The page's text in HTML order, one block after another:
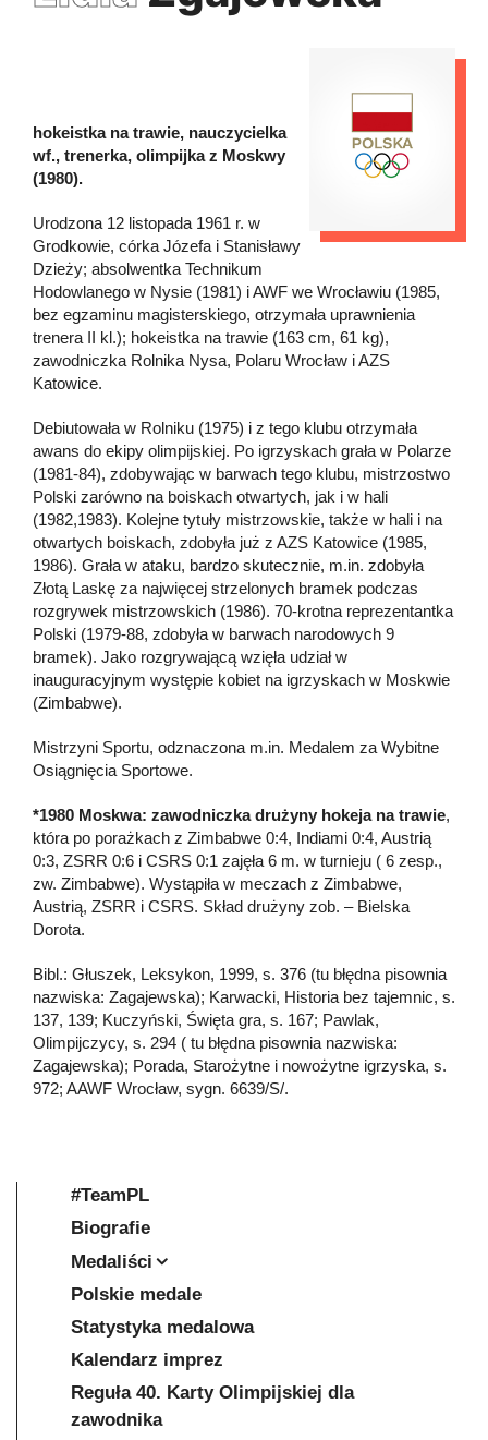
hokeistka na trawie, nauczycielka
wf., trenerka, olimpijka z Moskwy
(1980).
Urodzona 12 listopada 1961 r. w
Grodkowie, córka Józefa i Stanisławy
Dzieży; absolwentka Technikum
Hodowlanego w Nysie (1981) i AWF we Wrocławiu (1985,
bez egzaminu magisterskiego, otrzymała uprawnienia
trenera II kl.); hokeistka na trawie (163 cm, 61 kg),
zawodniczka Rolnika Nysa, Polaru Wrocław i AZS
Katowice.
Debiutowała w Rolniku (1975) i z tego klubu otrzymała
awans do ekipy olimpijskiej. Po igrzyskach grała w Polarze
(1981-84), zdobywając w barwach tego klubu, mistrzostwo
Polski zarówno na boiskach otwartych, jak i w hali
(1982,1983). Kolejne tytuły mistrzowskie, także w hali i na
otwartych boiskach, zdobyła już z AZS Katowice (1985,
1986). Grała w ataku, bardzo skutecznie, m.in. zdobyła
Złotą Laskę za najwięcej strzelonych bramek podczas
rozgrywek mistrzowskich (1986). 70-krotna reprezentantka
Polski (1979-88, zdobyła w barwach narodowych 9
bramek). Jako rozgrywającą wzięła udział w
inauguracyjnym występie kobiet na igrzyskach w Moskwie
(Zimbabwe).
Mistrzyni Sportu, odznaczona m.in. Medalem za Wybitne
Osiągnięcia Sportowe.
*1980 Moskwa: zawodniczka drużyny hokeja na trawie,
która po porażkach z Zimbabwe 0:4, Indiami 0:4, Austrią
0:3, ZSRR 0:6 i CSRS 0:1 zajęła 6 m. w turnieju ( 6 zesp.,
zw. Zimbabwe). Wystąpiła w meczach z Zimbabwe,
Austrią, ZSRR i CSRS. Skład drużyny zob. – Bielska
Dorota.
Bibl.: Głuszek, Leksykon, 1999, s. 376 (tu błędna pisownia
nazwiska: Zagajewska); Karwacki, Historia bez tajemnic, s.
137, 139; Kuczyński, Święta gra, s. 167; Pawlak,
Olimpijczycy, s. 294 ( tu błędna pisownia nazwiska:
Zagajewska); Porada, Starożytne i nowożytne igrzyska, s.
972; AAWF Wrocław, sygn. 6639/S/.
#TeamPL
Biografie
Medaliści
Polskie medale
Statystyka medalowa
Kalendarz imprez
Reguła 40. Karty Olimpijskiej dla
zawodnika